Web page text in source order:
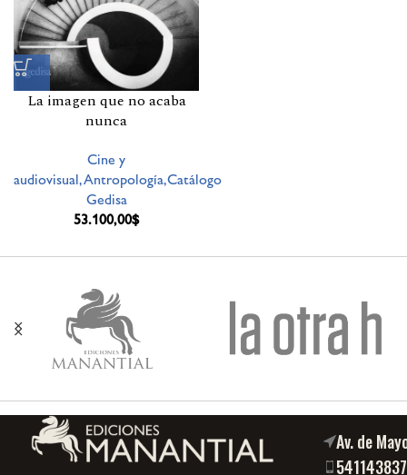
La imagen que no acaba
nunca
Cine y
audiovisual,Antropología,Catálogo
Gedisa
53.100,00$
Av. de